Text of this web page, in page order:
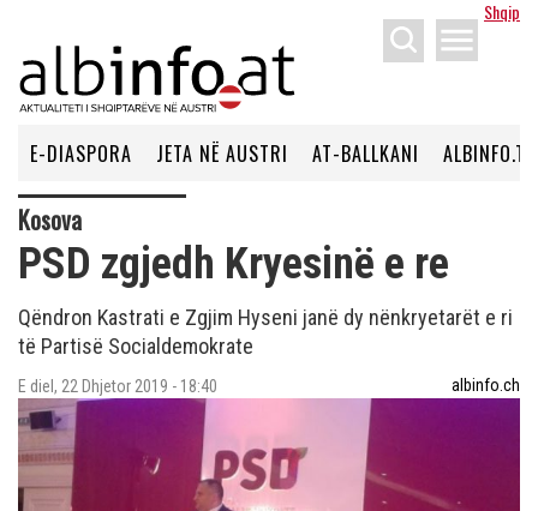
Shqip
menu
E-DIASPORA JETA NË AUSTRI AT-BALLKANI ALBINFO.TV
Kosova
PSD zgjedh Kryesinë e re
Qëndron Kastrati e Zgjim Hyseni janë dy nënkryetarët e ri
të Partisë Socialdemokrate
E diel, 22 Dhjetor 2019 - 18:40 albinfo.ch